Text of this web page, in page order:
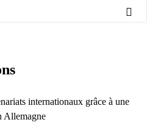
internationaux grâce à une
Allemagne